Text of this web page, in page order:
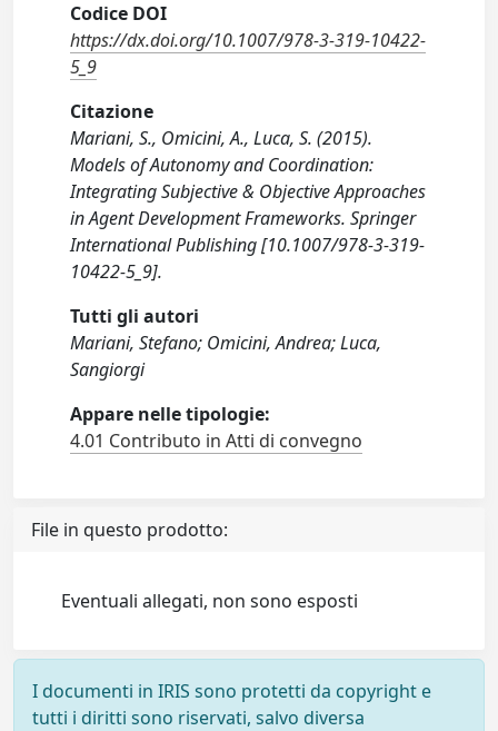
Codice DOI
https://dx.doi.org/10.1007/978-3-319-10422-
5_9
Citazione
Mariani, S., Omicini, A., Luca, S. (2015).
Models of Autonomy and Coordination:
Integrating Subjective & Objective Approaches
in Agent Development Frameworks. Springer
International Publishing [10.1007/978-3-319-
10422-5_9].
Tutti gli autori
Mariani, Stefano; Omicini, Andrea; Luca,
Sangiorgi
Appare nelle tipologie:
4.01 Contributo in Atti di convegno
File in questo prodotto:
Eventuali allegati, non sono esposti
I documenti in IRIS sono protetti da copyright e
tutti i diritti sono riservati, salvo diversa